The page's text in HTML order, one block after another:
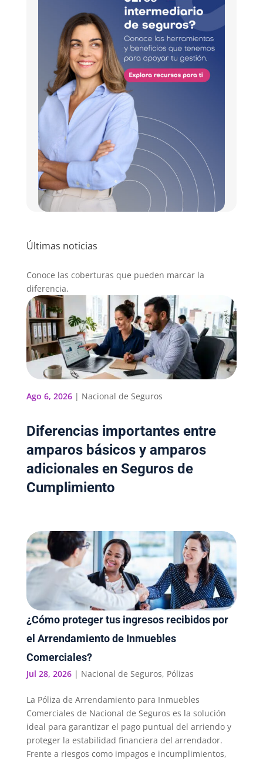
Últimas noticias
Diferencias importantes entre
amparos básicos y amparos
adicionales en Seguros de
Cumplimiento
Ago 6, 2026| Nacional de Seguros
Conoce las coberturas que pueden marcar la
diferencia.
¿Cómo proteger tus ingresos recibidos por
el Arrendamiento de Inmuebles
Comerciales?
Jul 28, 2026| Nacional de Seguros, Pólizas
La Póliza de Arrendamiento para Inmuebles
Comerciales de Nacional de Seguros es la solución
ideal para garantizar el pago puntual del arriendo y
proteger la estabilidad financiera del arrendador.
Frente a riesgos como impagos e incumplimientos,